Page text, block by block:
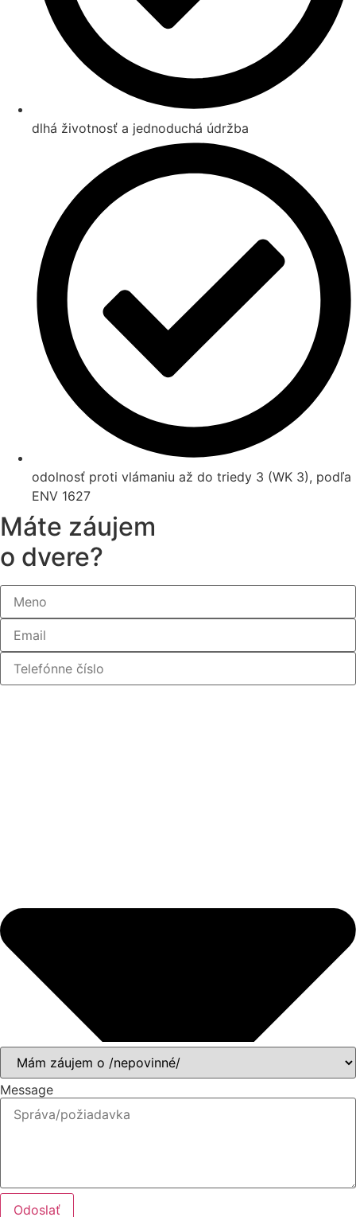
dlhá životnosť a jednoduchá údržba
odolnosť proti vlámaniu až do triedy 3 (WK 3), podľa
ENV 1627
Máte záujem
o dvere?
Message
Odoslať